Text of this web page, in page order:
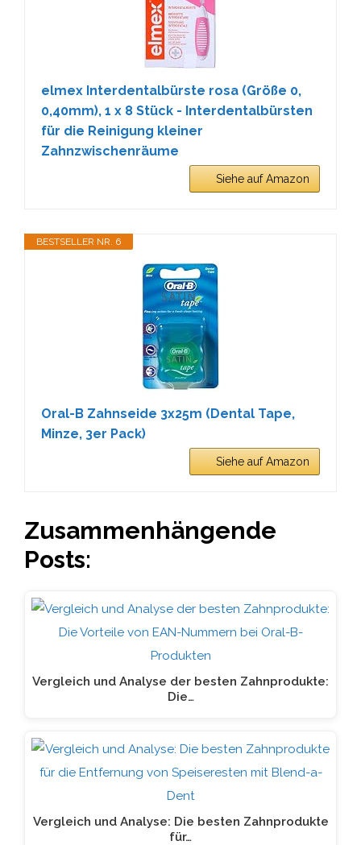
elmex Interdentalbürste rosa (Größe 0,
0,40mm), 1 x 8 Stück - Interdentalbürsten
für die Reinigung kleiner
Zahnzwischenräume
Siehe auf Amazon
BESTSELLER NR. 6
Oral-B Zahnseide 3x25m (Dental Tape,
Minze, 3er Pack)
Siehe auf Amazon
Zusammenhängende
Posts:
Vergleich und Analyse der besten Zahnprodukte:
Die…
Vergleich und Analyse: Die besten Zahnprodukte
für…